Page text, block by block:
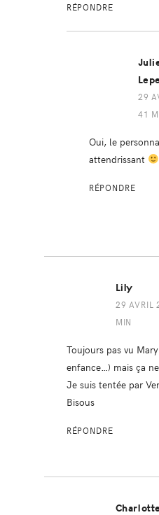
RÉPONDRE
29
41
Oui, le
attendrissant
RÉPONDRE
Lily
29 AVRIL
MIN
Toujours pas vu
enfance…) mais ça
Je suis tentée par
Bisous
RÉPONDRE
Charlotte